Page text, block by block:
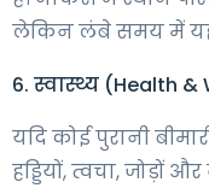
लेकिन लंबे समय में
6. स्वास्थ्य (Health
यदि कोई पुरानी
हड्डियों, त्वचा, जोड़ों